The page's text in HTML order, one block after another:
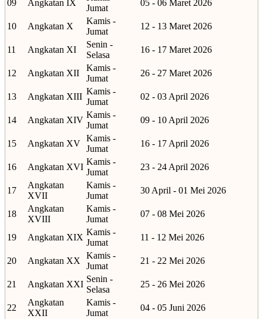
09 Angkatan IX
Jumat
05 - 06 Maret 2026
10 Angkatan X
Kamis -
Jumat
12 - 13 Maret 2026
11 Angkatan XI
Senin -
Selasa
16 - 17 Maret 2026
12 Angkatan XII
Kamis -
Jumat
26 - 27 Maret 2026
13 Angkatan XIII
Kamis -
Jumat
02 - 03 April 2026
14 Angkatan XIV
Kamis -
Jumat
09 - 10 April 2026
15 Angkatan XV
Kamis -
Jumat
16 - 17 April 2026
16 Angkatan XVI
Kamis -
Jumat
23 - 24 April 2026
17
Angkatan
XVII
Kamis -
Jumat
30 April - 01 Mei 2026
18
Angkatan
XVIII
Kamis -
Jumat
07 - 08 Mei 2026
19 Angkatan XIX
Kamis -
Jumat
11 - 12 Mei 2026
20 Angkatan XX
Kamis -
Jumat
21 - 22 Mei 2026
21 Angkatan XXI
Senin -
Selasa
25 - 26 Mei 2026
22
Angkatan
XXII
Kamis -
Jumat
04 - 05 Juni 2026